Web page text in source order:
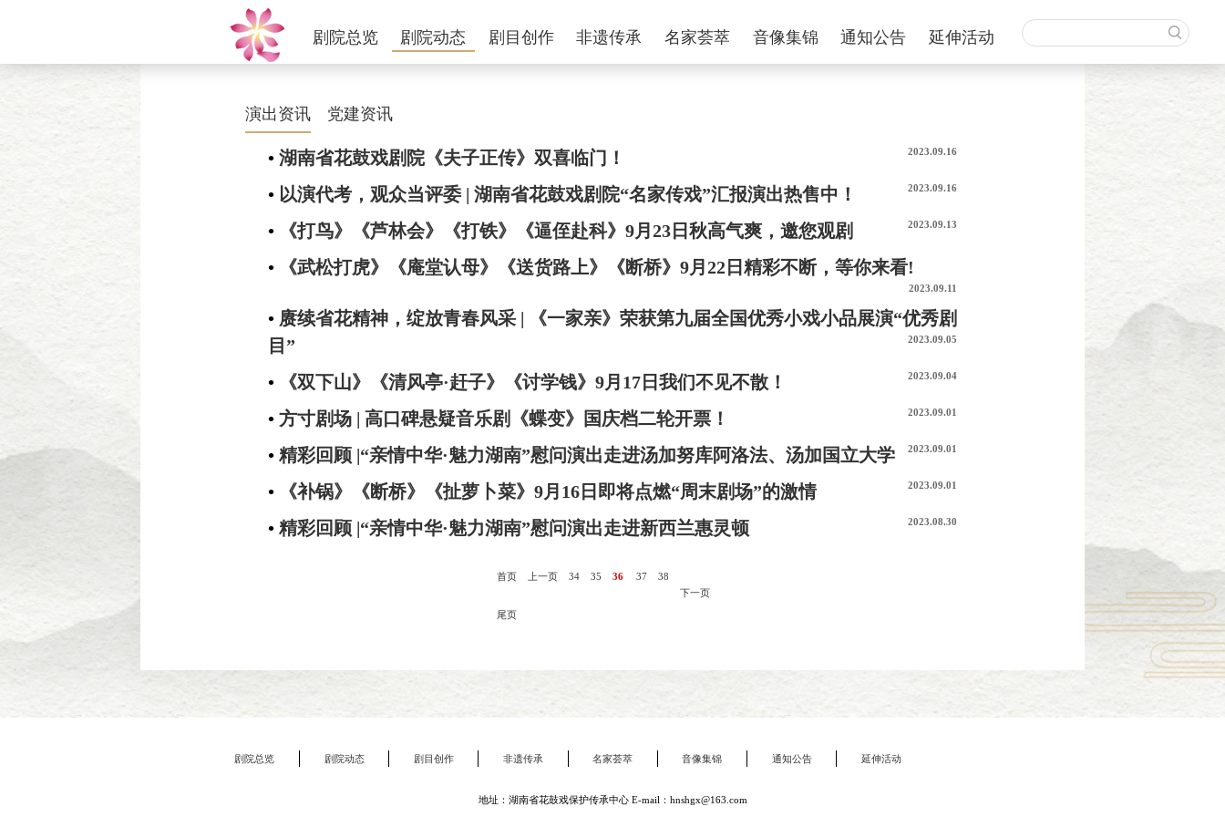
剧院总览 剧院动态 剧目创作 非遗传承 名家荟萃 音像集锦 通知公告 延伸活动
演出资讯 党建资讯
• 湖南省花鼓戏剧院《夫子正传》双喜临门！ 2023.09.16
• 以演代考，观众当评委 | 湖南省花鼓戏剧院“名家传戏”汇报演出热售中！ 2023.09.16
• 《打鸟》《芦林会》《打铁》《逼侄赴科》9月23日秋高气爽，邀您观剧 2023.09.13
• 《武松打虎》《庵堂认母》《送货路上》《断桥》9月22日精彩不断，等你来看!
2023.09.11
• 赓续省花精神，绽放青春风采 | 《一家亲》荣获第九届全国优秀小戏小品展演“优秀剧
目”
2023.09.05
• 《双下山》《清风亭·赶子》《讨学钱》9月17日我们不见不散！ 2023.09.04
• 方寸剧场 | 高口碑悬疑音乐剧《蝶变》国庆档二轮开票！ 2023.09.01
• 精彩回顾 |“亲情中华·魅力湖南”慰问演出走进汤加努库阿洛法、汤加国立大学 2023.09.01
• 《补锅》《断桥》《扯萝卜菜》9月16日即将点燃“周末剧场”的激情 2023.09.01
• 精彩回顾 |“亲情中华·魅力湖南”慰问演出走进新西兰惠灵顿 2023.08.30
首页 上一页 34 35 36 37
38
下一页
尾页
剧院总览 剧院动态 剧目创作 非遗传承 名家荟萃 音像集锦 通知公告 延伸活动
地址：湖南省花鼓戏保护传承中心 E-mail：hnshgx@163.com